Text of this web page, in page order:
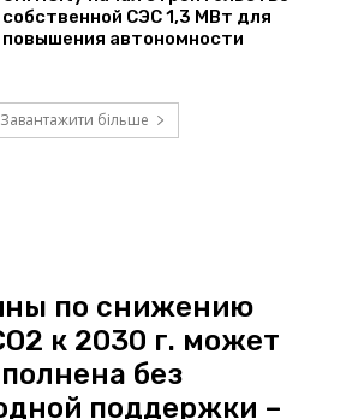
собственной СЭС 1,3 МВт для
повышения автономности
Завантажити більше